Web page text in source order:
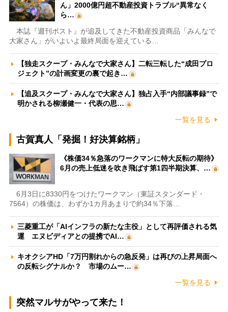
ん」2000億円超不動産投資トラブル“異常なく
ら…
本誌『週刊ポスト』が追及してきた不動産投資商品「みんなで
大家さん」がいよいよ最終局面を迎えている…
【独走スクープ・みんなで大家さん】二転三転した“成田プロ
ジェクト”の計画変更の裏で起き…
【追及スクープ・みんなで大家さん】独占入手“内部議事録”で
明かされる柳瀬健一・代表の思…
一覧を見る
古賀真人「発掘！好決算銘柄」
《株価34％急落のワークマンに特大反転の期待》
6月の売上低迷を吹き飛ばす第1四半期決算、…
6月3日に8330円をつけたワークマン（東証スタンダード・
7564）の株価は、わずか1カ月あまりで約34％下落…
三菱重工が「AIインフラの新たな主役」として再評価される気
運 エヌビディアとの提携でAI…
キオクシアHD「7万円割れからの急反発」は再びの上昇局面へ
の反転シグナルか？ 市場のムー…
一覧を見る
突然マルサがやって来た！